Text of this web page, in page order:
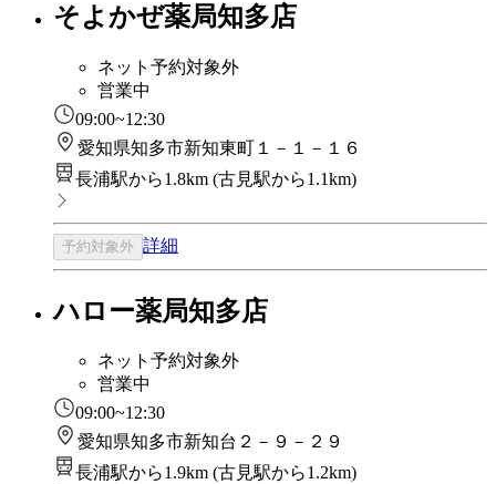
そよかぜ薬局知多店
ネット予約対象外
営業中
09:00~12:30
愛知県知多市新知東町１－１－１６
長浦駅から1.8km (古見駅から1.1km)
予約対象外 詳細
ハロー薬局知多店
ネット予約対象外
営業中
09:00~12:30
愛知県知多市新知台２－９－２９
長浦駅から1.9km (古見駅から1.2km)